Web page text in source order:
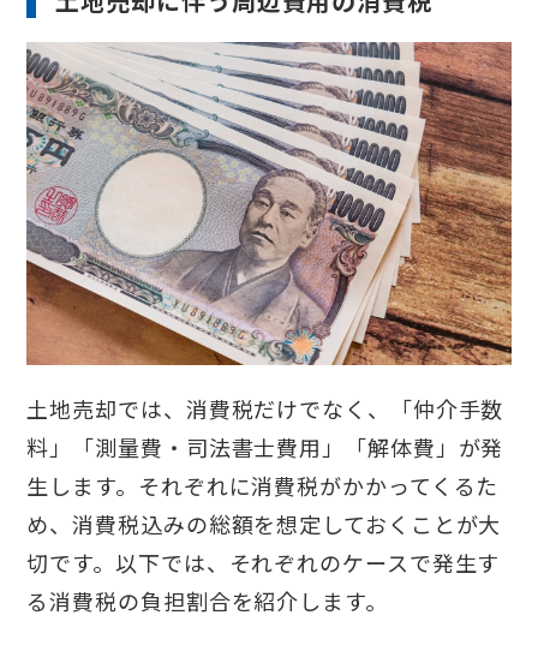
土地売却では、消費税だけでなく、「仲介手数
料」「測量費・司法書士費用」「解体費」が発
生します。それぞれに消費税がかかってくるた
め、消費税込みの総額を想定しておくことが大
切です。以下では、それぞれのケースで発生す
る消費税の負担割合を紹介します。